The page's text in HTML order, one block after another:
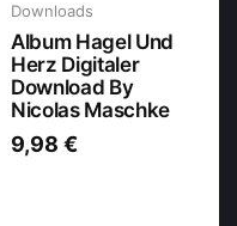
Downloads
Album Hagel Und
Herz Digitaler
Download By
Nicolas Maschke
9,98 €